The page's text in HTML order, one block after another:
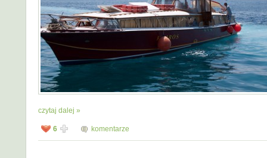
czytaj dalej »
6 komentarze